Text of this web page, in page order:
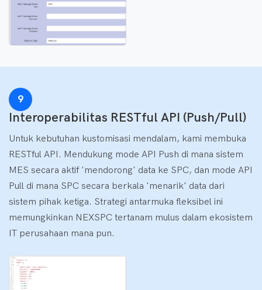
9
Interoperabilitas RESTful API (Push/Pull)
Untuk kebutuhan kustomisasi mendalam, kami membuka
RESTful API. Mendukung mode API Push di mana sistem
MES secara aktif 'mendorong' data ke SPC, dan mode API
Pull di mana SPC secara berkala 'menarik' data dari
sistem pihak ketiga. Strategi antarmuka fleksibel ini
memungkinkan NEXSPC tertanam mulus dalam ekosistem
IT perusahaan mana pun.